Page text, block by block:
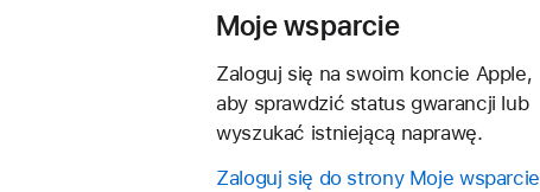
Moje wsparcie
Zaloguj się na swoim koncie Apple,
aby sprawdzić status gwarancji lub
wyszukać istniejącą naprawę.
Zaloguj się do strony Moje wsparcie